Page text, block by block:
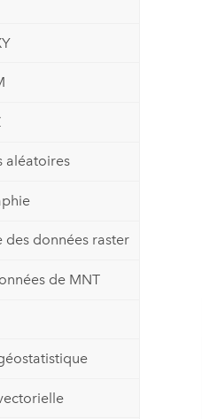
aléatoires
des données raster
de MNT